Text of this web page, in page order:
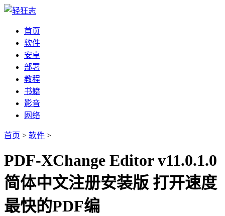
首页
软件
安卓
部署
教程
书籍
影音
网络
首页 > 软件 >
PDF-XChange Editor v11.0.1.0
简体中文注册安装版 打开速度
最快的PDF编